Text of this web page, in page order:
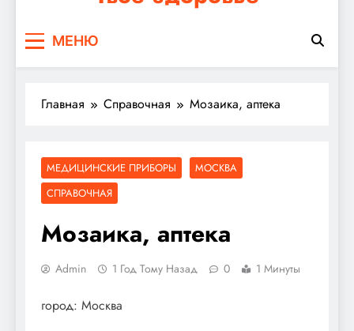
мужском здоровье
МЕНЮ
Главная Справочная Мозаика, аптека
МЕДИЦИНСКИЕ ПРИБОРЫ
МОСКВА
СПРАВОЧНАЯ
Мозаика, аптека
Admin 1 Год Тому Назад 0 1 Минуты
город: Москва